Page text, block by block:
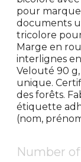
pour
documents
tricolore
Marge en
interlignes
Velouté 90
unique.
des forêts.
étiquette
(nom,
Number